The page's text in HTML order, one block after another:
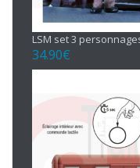
LSM set 3
34.90€